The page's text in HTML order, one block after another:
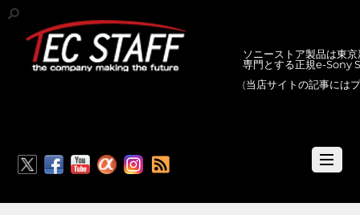
ソニーストア製品は東
専門とする正規e-Sony
(当店サイトの記事には